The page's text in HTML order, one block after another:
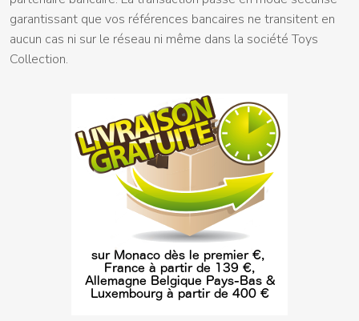
garantissant que vos références bancaires ne transitent en
aucun cas ni sur le réseau ni même dans la société Toys
Collection.